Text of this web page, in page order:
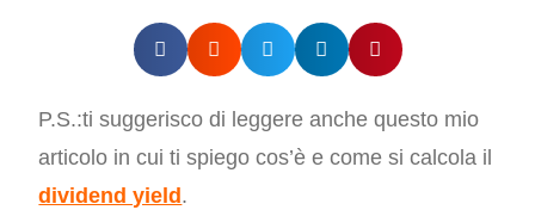
P.S.:ti suggerisco di leggere anche questo mio
articolo in cui ti spiego cos’è e come si calcola il
dividend yield .